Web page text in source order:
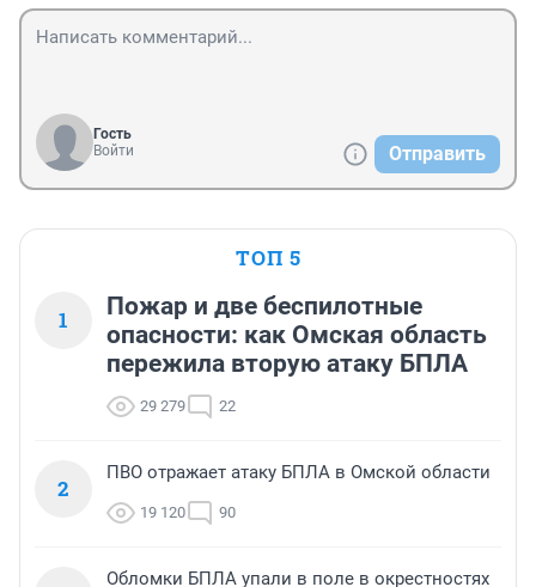
Гость
Войти
Отправить
ТОП 5
1
Пожар и две беспилотные
опасности: как Омская область
пережила вторую атаку БПЛА
29 279 22
2
ПВО отражает атаку БПЛА в Омской области
19 120 90
Обломки БПЛА упали в поле в окрестностях